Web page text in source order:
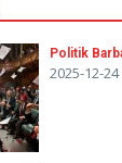
Politik
2025-12-24